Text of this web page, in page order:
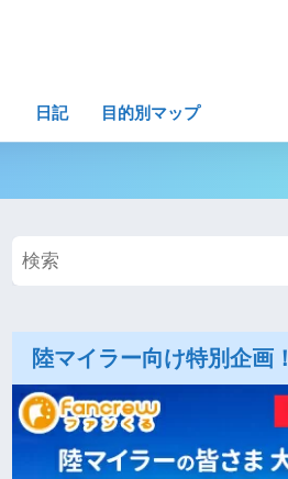
日記 目的別マップ
陸マイラー向け特別企画！